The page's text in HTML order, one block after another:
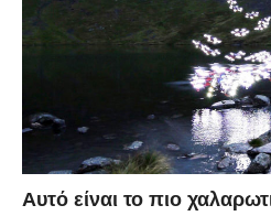
Αυτό είναι το πιο